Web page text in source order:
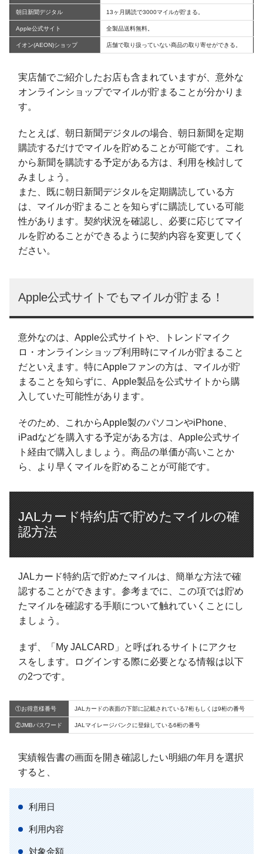
朝日新聞デジタル 13ヶ月購読で3000マイルが貯まる。
Apple公式サイト 全製品送料無料。
イオン(AEON)ショップ 店舗で取り扱っていない商品の取り寄せができる。
実店舗でご紹介したお店も含まれていますが、意外な
オンラインショップでマイルが貯まることが分かりま
す。
たとえば、朝日新聞デジタルの場合、朝日新聞を定期
購読するだけでマイルを貯めることが可能です。これ
から新聞を購読する予定がある方は、利用を検討して
みましょう。
また、既に朝日新聞デジタルを定期購読している方
は、マイルが貯まることを知らずに購読している可能
性があります。契約状況を確認し、必要に応じてマイ
ルを貯めることができるように契約内容を変更してく
ださい。
Apple公式サイトでもマイルが貯まる！
意外なのは、Apple公式サイトや、トレンドマイク
ロ・オンラインショップ利用時にマイルが貯まること
だといえます。特にAppleファンの方は、マイルが貯
まることを知らずに、Apple製品を公式サイトから購
入していた可能性があります。
そのため、これからApple製のパソコンやiPhone、
iPadなどを購入する予定がある方は、Apple公式サイ
ト経由で購入しましょう。商品の単価が高いことか
ら、より早くマイルを貯めることが可能です。
JALカード特約店で貯めたマイルの確
認方法
JALカード特約店で貯めたマイルは、簡単な方法で確
認することができます。参考までに、この項では貯め
たマイルを確認する手順について触れていくことにし
ましょう。
まず、「My JALCARD」と呼ばれるサイトにアクセ
スをします。ログインする際に必要となる情報は以下
の2つです。
①お得意様番号 JALカードの表面の下部に記載されている7桁もしくは9桁の番号
②JMBパスワード JALマイレージバンクに登録している6桁の番号
実績報告書の画面を開き確認したい明細の年月を選択
すると、
利用日
利用内容
対象金額